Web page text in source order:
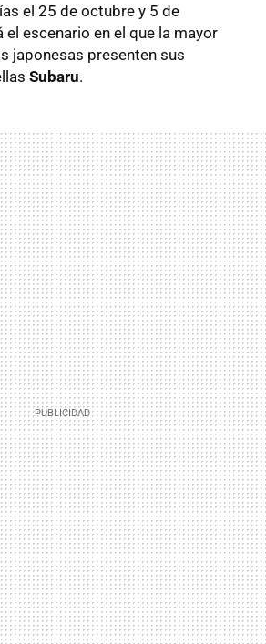
el 25 de octubre y 5 de
el escenario en el que la mayor
japonesas presenten sus
Subaru.